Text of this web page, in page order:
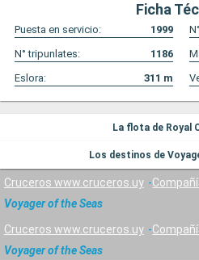
Ficha
Puesta en servicio: 1999
N° tripunlates:
1186
Eslora:
311 m
La flota de Royal
Los destinos de
Cruceros www.cruceros.uy
Voyager of the Seas
Cruceros www.cruceros.uy
Voyager of the Seas